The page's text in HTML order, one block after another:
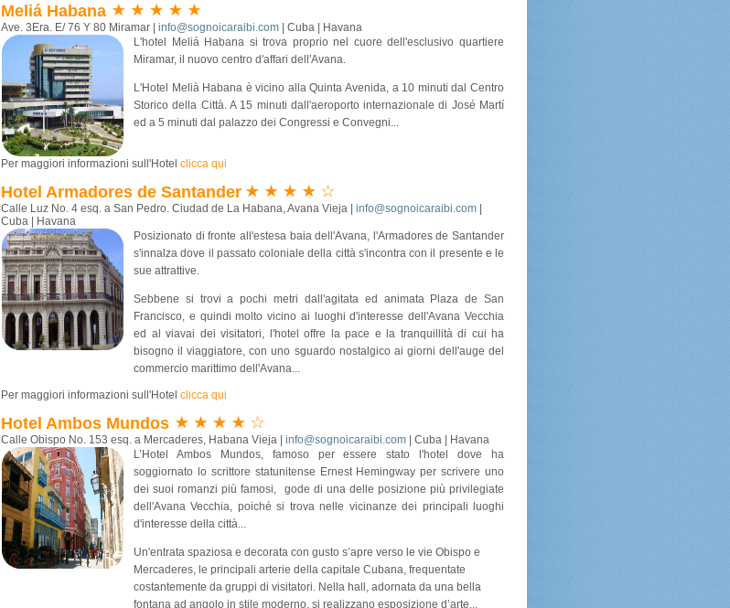
Meliá Habana
Ave. 3Era. E/ 76 Y 80 Miramar | info@sognoicaraibi.com | Cuba | Havana
L'hotel Meliá Habana si trova proprio nel cuore dell'esclusivo quartiere
Miramar, il nuovo centro d'affari dell'Avana.
L'Hotel Melià Habana è vicino alla Quinta Avenida, a 10 minuti dal Centro
Storico della Città. A 15 minuti dall'aeroporto internazionale di José Martí
ed a 5 minuti dal palazzo dei Congressi e Convegni...
Per maggiori informazioni sull'Hotel clicca qui
Hotel Armadores de Santander
Calle Luz No. 4 esq. a San Pedro. Ciudad de La Habana, Avana Vieja | info@sognoicaraibi.com
Cuba | Havana
Posizionato di fronte all'estesa baia dell'Avana, l'Armadores de Santander
s'innalza dove il passato coloniale della città s'incontra con il presente e le
sue attrattive.
Sebbene si trovi a pochi metri dall'agitata ed animata Plaza de San
Francisco, e quindi molto vicino ai luoghi d'interesse dell'Avana Vecchia
ed al viavai dei visitatori, l'hotel offre la pace e la tranquillità di cui ha
bisogno il viaggiatore, con uno sguardo nostalgico ai giorni dell'auge del
commercio marittimo dell'Avana...
Per maggiori informazioni sull'Hotel clicca qui
Hotel Ambos Mundos
Calle Obispo No. 153 esq. a Mercaderes, Habana Vieja | info@sognoicaraibi.com | Cuba | Havana
L’Hotel Ambos Mundos, famoso per essere stato l'hotel dove ha
soggiornato lo scrittore statunitense Ernest Hemingway per scrivere uno
dei suoi romanzi più famosi, gode di una delle posizione più privilegiate
dell'Avana Vecchia, poiché si trova nelle vicinanze dei principali luoghi
d'interesse della città...
Un'entrata spaziosa e decorata con gusto s’apre verso le vie Obispo e
Mercaderes, le principali arterie della capitale Cubana, frequentate
costantemente da gruppi di visitatori. Nella hall, adornata da una bella
fontana ad angolo in stile moderno, si realizzano esposizione d’arte...